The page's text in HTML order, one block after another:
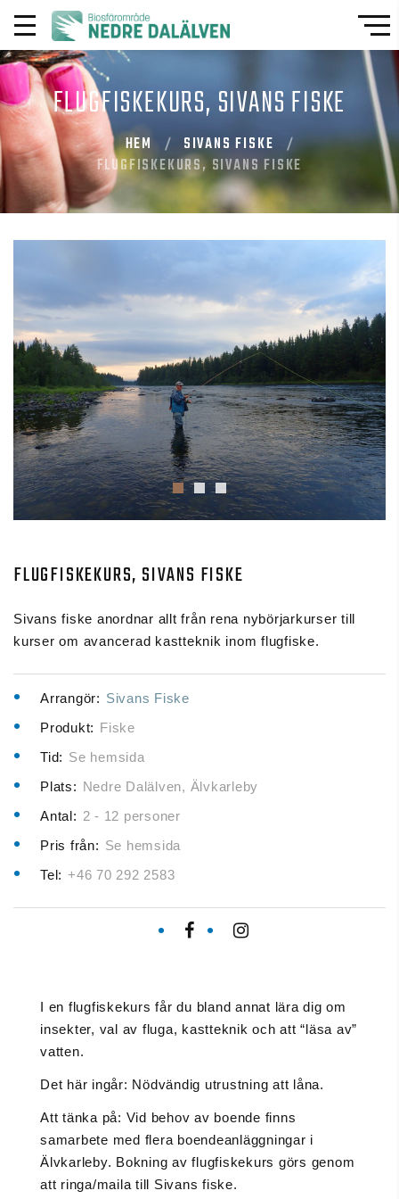
FLUGFISKEKURS, SIVANS FISKE
HEM
SIVANS FISKE
FLUGFISKEKURS, SIVANS FISKE
FLUGFISKEKURS, SIVANS FISKE
Sivans fiske anordnar allt från rena nybörjarkurser till
kurser om avancerad kastteknik inom flugfiske.
Arrangör: Sivans Fiske
Produkt: Fiske
Tid: Se hemsida
Plats: Nedre Dalälven, Älvkarleby
Antal: 2 - 12 personer
Pris från: Se hemsida
Tel: +46 70 292 2583
I en flugfiskekurs får du bland annat lära dig om
insekter, val av fluga, kastteknik och att “läsa av”
vatten.
Det här ingår: Nödvändig utrustning att låna.
Att tänka på: Vid behov av boende finns
samarbete med flera boendeanläggningar i
Älvkarleby. Bokning av flugfiskekurs görs genom
att ringa/maila till Sivans fiske.